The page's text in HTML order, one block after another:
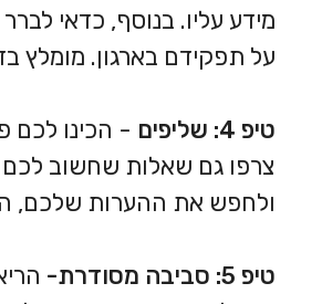
מידע עליו. בנוסף, כדאי
על תפקידם בארגון. מומלץ
טיפ 4: שליפים - הכינו לכם
צרפו גם שאלות שחשוב
ולחפש את ההערות שלכם,
טיפ 5: סביבה מסודרת-